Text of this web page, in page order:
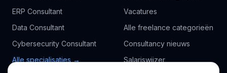
ERP Consultant
Data Consultant
Cybersecurity Consultant
Alle specialisaties →
Vacatures
Alle freelance categorieën
Consultancy nieuws
Salariswijzer